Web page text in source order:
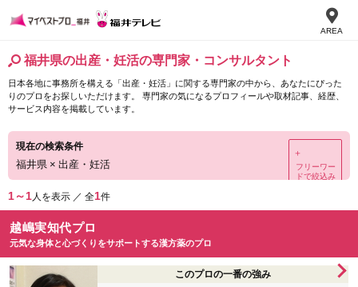
AREA
福井県の出産・妊活の専門家・コンサルタント
日本各地に事務所を構える「出産・妊活」に関する専門家の中から、あなたにぴった
りのプロをお探しいただけます。 専門家の気になるプロフィールや取材記事、経歴、
サービス内容を掲載しています。
現在の検索条件
福井県 × 出産・妊活
＋
フリーワー
ドで絞込み
1～1人を表示 ／ 全1件
越嶋実知代プロ
元気な身体と心づくりをサポートする漢方薬のプロ
このプロの一番の強み